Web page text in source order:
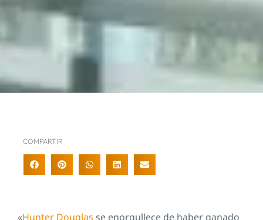
COMPARTIR
«Hunter Douglas se enorgullece de haber ganado